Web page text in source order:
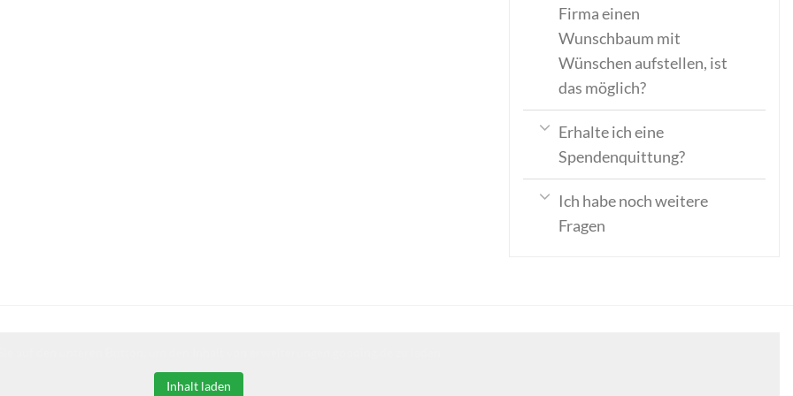
Firma einen
Wunschbaum mit
Wünschen aufstellen, ist
das möglich?
Erhalte ich eine
Spendenquittung?
Ich habe noch weitere
Fragen
Inhalt laden